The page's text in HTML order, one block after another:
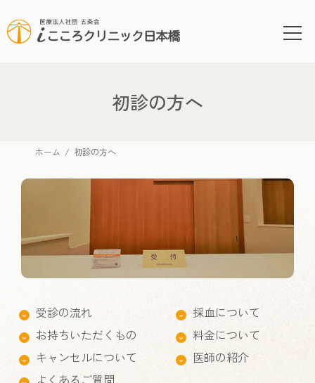
ン
テ
ビ
ゲ
初診の方へ
ホーム 初診の方へ
受診の流れ
お持ちいただくもの
キャンセルについて
よくあるご質問
採血について
料金について
医師の紹介